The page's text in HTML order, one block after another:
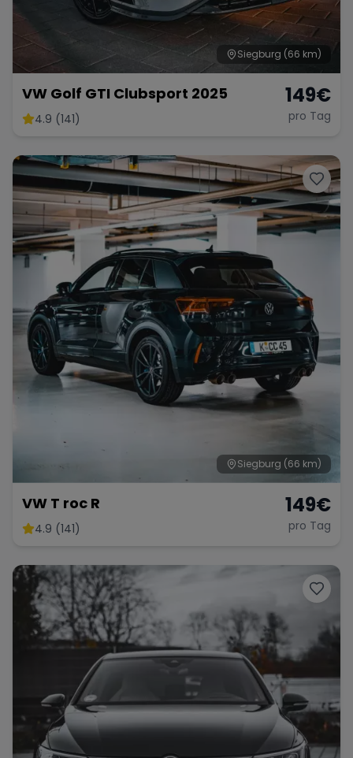
Siegburg (66 km)
VW Golf GTI Clubsport 2025
4.9 (141)
149€
pro Tag
Siegburg (66 km)
VW T roc R
4.9 (141)
149€
pro Tag